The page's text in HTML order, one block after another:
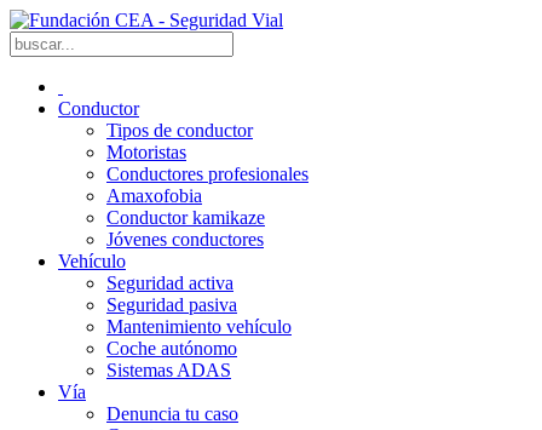
Conductor
Tipos de conductor
Motoristas
Conductores profesionales
Amaxofobia
Conductor kamikaze
Jóvenes conductores
Vehículo
Seguridad activa
Seguridad pasiva
Mantenimiento vehículo
Coche autónomo
Sistemas ADAS
Vía
Denuncia tu caso